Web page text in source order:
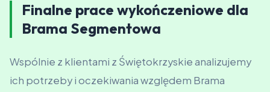
Finalne prace wykończeniowe dla
Brama Segmentowa
Wspólnie z klientami z Świętokrzyskie analizujemy
ich potrzeby i oczekiwania względem Brama